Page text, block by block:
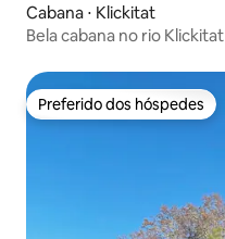
Cabana ⋅ Klickitat
Bela cabana no rio Klickitat
Preferido dos hóspedes
Preferido dos hóspedes